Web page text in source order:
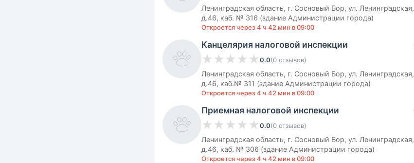
Ленинградская область, г. Сосновый Бор, ул. Ленинградская,
д.46, каб. № 316 (здание Администрации города)
Откроется через 4 ч 42 мин в 09:00
Канцелярия налоговой инспекции
★ ★ ★ ★ ★ 0.0(0 отзывов)
Ленинградская область, г. Сосновый Бор, ул. Ленинградская,
д.46, каб.№ 311 (здание Администрации города)
Откроется через 4 ч 42 мин в 09:00
Приемная налоговой инспекции
★ ★ ★ ★ ★ 0.0(0 отзывов)
Ленинградская область, г. Сосновый Бор, ул. Ленинградская,
д.46, каб. № 306 (здание Администрации города)
Откроется через 4 ч 42 мин в 09:00